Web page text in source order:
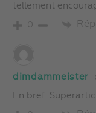
tellement
0
dimdammeister
En bref.